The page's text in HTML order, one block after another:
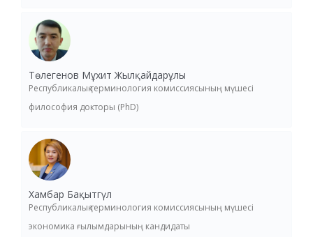
Төлегенов Мұхит Жылқайдарұлы
Республикалық терминология комиссиясының мүшесі
философия докторы (PhD)
Хамбар Бақытгүл
Республикалық терминология комиссиясының мүшесі
экономика ғылымдарының кандидаты